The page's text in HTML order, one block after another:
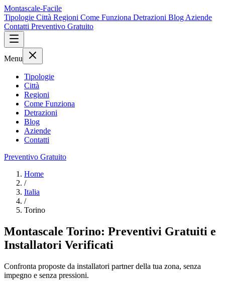
Montascale-Facile
Tipologie Città Regioni Come Funziona Detrazioni Blog Aziende
Contatti Preventivo Gratuito
Menu
Tipologie
Città
Regioni
Come Funziona
Detrazioni
Blog
Aziende
Contatti
Preventivo Gratuito
Home
/
Italia
/
Torino
Montascale Torino: Preventivi Gratuiti e
Installatori Verificati
Confronta proposte da installatori partner della tua zona, senza
impegno e senza pressioni.